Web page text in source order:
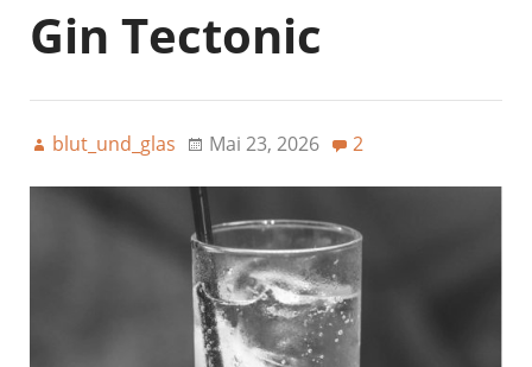
Gin Tectonic
blut_und_glas Mai 23, 2026 2